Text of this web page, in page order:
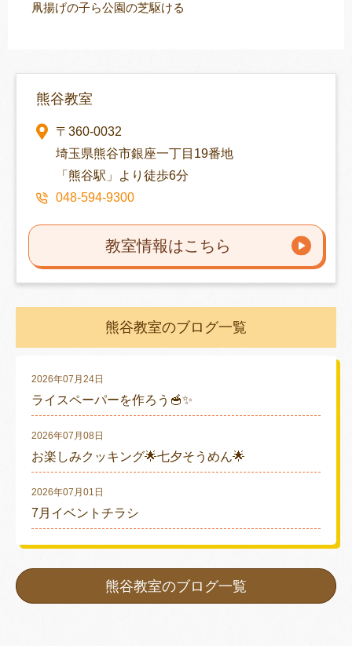
凧揚げの子ら公園の芝駆ける
熊谷教室
〒360-0032
埼玉県熊谷市銀座一丁目19番地
「熊谷駅」より徒歩6分
048-594-9300
教室情報はこちら
熊谷教室のブログ一覧
2026年07月24日
ライスペーパーを作ろう🥣✨
2026年07月08日
お楽しみクッキング🌟七夕そうめん🌟
2026年07月01日
7月イベントチラシ
熊谷教室のブログ一覧